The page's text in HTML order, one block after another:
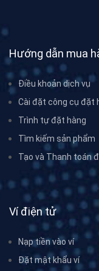
Hướng dẫn mua
Điều khoản dịch vụ
Cài đặt công cụ đặt
Trình tự đặt hàng
Tìm kiếm sản phẩm
Tạo và Thanh toán
Ví điện tử
Nạp tiền vào ví
Đặt mật khẩu ví